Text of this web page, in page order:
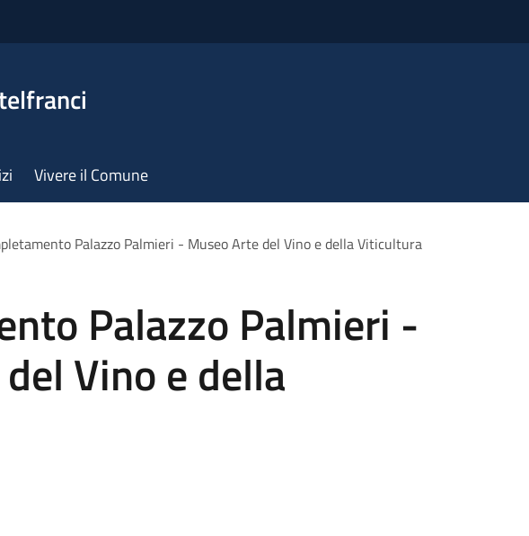
Vivere il Comune
Palazzo Palmieri - Museo Arte del Vino e della Viticultura
Palazzo Palmieri -
Vino e della